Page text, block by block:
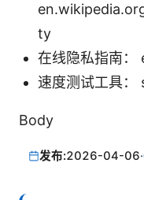
ty
在线隐私指南：
速度测试工具
Body
发布:2026-04-06·